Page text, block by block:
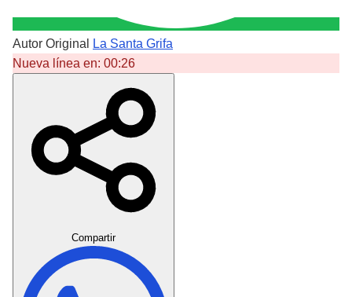
Autor Original
La Santa Grifa
Nueva línea en: 00:26
Compartir